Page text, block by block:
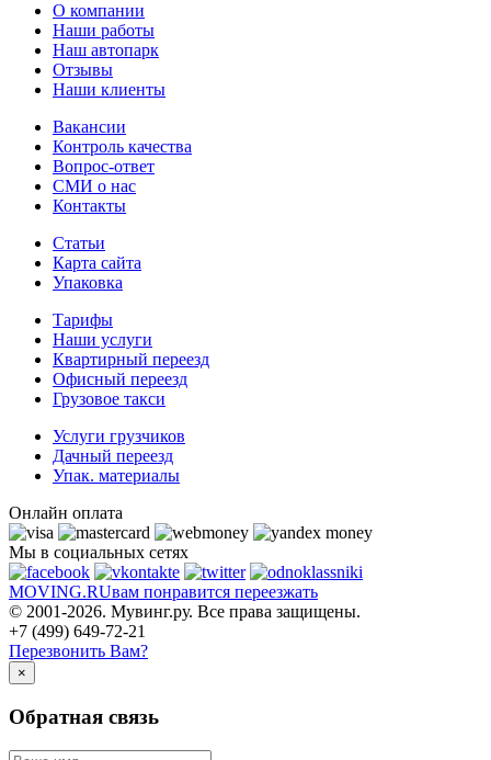
О компании
Наши работы
Наш автопарк
Отзывы
Наши клиенты
Вакансии
Контроль качества
Вопрос-ответ
СМИ о нас
Контакты
Статьи
Карта сайта
Упаковка
Тарифы
Наши услуги
Квартирный переезд
Офисный переезд
Грузовое такси
Услуги грузчиков
Дачный переезд
Упак. материалы
Онлайн оплата
Мы в социальных сетях
MOVING.RUвам понравится переезжать
© 2001-2026. Мувинг.ру. Все права защищены.
+7 (499) 649-72-21
Перезвонить Вам?
×
Обратная связь